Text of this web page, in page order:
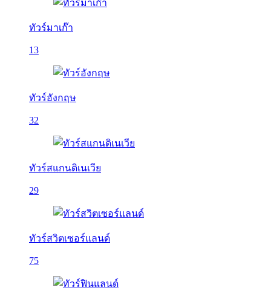
ทัวร์มาเก๊า
13
ทัวร์อังกฤษ
32
ทัวร์สแกนดิเนเวีย
29
ทัวร์สวิตเซอร์แลนด์
75